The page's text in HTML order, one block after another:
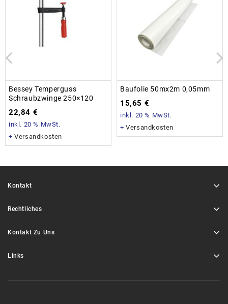
Bessey Temperguss
Schraubzwinge 250×120
22,84 €
inkl. 20 % MwSt.
+Versandkosten
Baufolie 50mx2m 0,05mm
15,65 €
inkl. 20 % MwSt.
+Versandkosten
Kontakt
Rechtliches
Kontakt Zu Uns
Links